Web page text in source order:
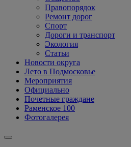
Правопорядок
Ремонт дорог
Спорт
Дороги и транспорт
Экология
Статьи
Новости округа
Лето в Подмосковье
Мероприятия
Официально
Почетные граждане
Раменское 100
Фотогалерея